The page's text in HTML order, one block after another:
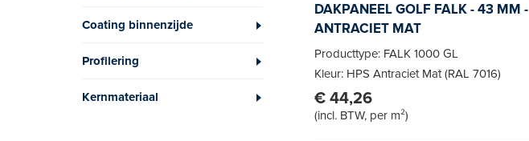
Coating binnenzijde
Profilering
Kernmateriaal
DAKPANEEL GOLF FALK - 43 MM -
ANTRACIET MAT
Producttype: FALK 1000 GL
Kleur: HPS Antraciet Mat (RAL 7016)
€ 44,26
(incl. BTW, per m²)